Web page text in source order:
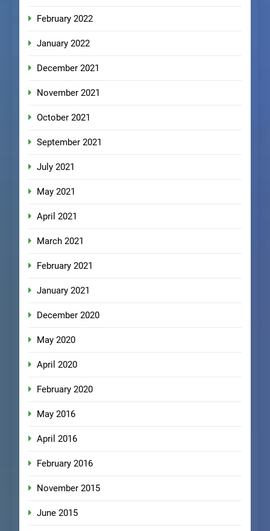
February 2022
January 2022
December 2021
November 2021
October 2021
September 2021
July 2021
May 2021
April 2021
March 2021
February 2021
January 2021
December 2020
May 2020
April 2020
February 2020
May 2016
April 2016
February 2016
November 2015
June 2015